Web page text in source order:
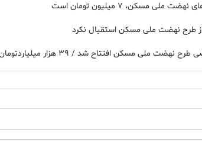
مسکن، ۷ میلیون تومان است
طرح نهضت ملی مسکن استقبال نکرد